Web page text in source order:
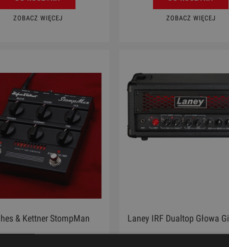
ZOBACZ WIĘCEJ ZOBACZ WIĘCEJ
& Kettner StompMan Laney IRF Dualtop Głowa